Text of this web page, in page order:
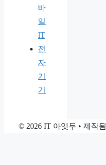
바
일
IT
전
자
기
기
© 2026 IT 아잇두 • 제작됨